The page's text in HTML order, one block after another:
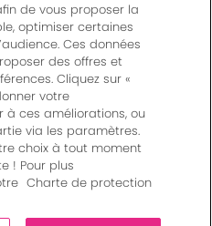
| Rue Jean Samazeuilh - CS
cedex - France
légales|
manifestations
Events And More
données personnelles
de vous proposer la
optimiser certaines
Ces données
des offres et
Cliquez sur «
votre
ces améliorations, ou
via les paramètres.
choix à tout moment
! Pour plus
Charte de protection